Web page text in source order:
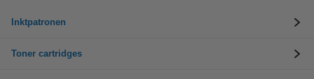
Inktpatronen
Toner cartridges